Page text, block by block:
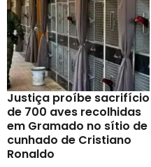
Justiça proíbe sacrifício
de 700 aves recolhidas
em Gramado no sítio de
cunhado de Cristiano
Ronaldo